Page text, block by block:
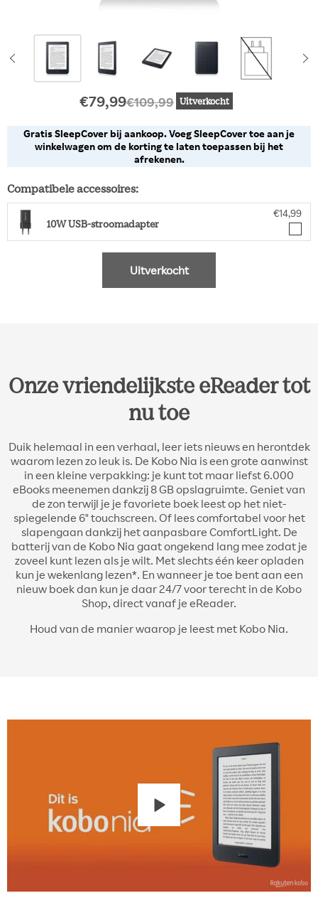
Huidige prijs
€79,99Oorspronkelijke prijs
€109,99 Uitverkocht
Gratis SleepCover bij aankoop. Voeg SleepCover toe aan je
winkelwagen om de korting te laten toepassen bij het
afrekenen.
Compatibele accessoires:
10W USB-stroomadapter
€14,99
Uitverkocht
Onze vriendelijkste eReader tot
nu toe
Duik helemaal in een verhaal, leer iets nieuws en herontdek
waarom lezen zo leuk is. De Kobo Nia is een grote aanwinst
in een kleine verpakking: je kunt tot maar liefst 6.000
eBooks meenemen dankzij 8 GB opslagruimte. Geniet van
de zon terwijl je je favoriete boek leest op het niet-
spiegelende 6" touchscreen. Of lees comfortabel voor het
slapengaan dankzij het aanpasbare ComfortLight. De
batterij van de Kobo Nia gaat ongekend lang mee zodat je
zoveel kunt lezen als je wilt. Met slechts één keer opladen
kun je wekenlang lezen*. En wanneer je toe bent aan een
nieuw boek dan kun je daar 24/7 voor terecht in de Kobo
Shop, direct vanaf je eReader.
Houd van de manier waarop je leest met Kobo Nia.